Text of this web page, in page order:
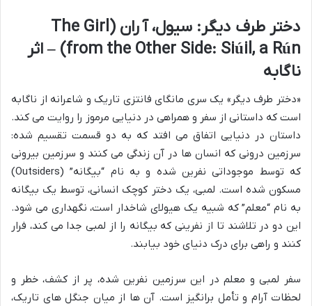
دختر طرف دیگر: سیول، آ ران (The Girl
from the Other Side: Siúil, a Rún) – اثر
ناگابه
«دختر طرف دیگر» یک سری مانگای فانتزی تاریک و شاعرانه از ناگابه
است که داستانی از سفر و همراهی در دنیایی مرموز را روایت می کند.
داستان در دنیایی اتفاق می افتد که به دو قسمت تقسیم شده:
سرزمین درونی که انسان ها در آن زندگی می کنند و سرزمین بیرونی
که توسط موجوداتی نفرین شده و به نام “بیگانه” (Outsiders)
مسکون شده است. لمبی، یک دختر کوچک انسانی، توسط یک بیگانه
به نام “معلم” که شبیه یک هیولای شاخدار است، نگهداری می شود.
این دو در تلاشند تا از نفرینی که بیگانه را از لمبی جدا می کند، فرار
کنند و راهی برای درک دنیای خود بیابند.
سفر لمبی و معلم در این سرزمین نفرین شده، پر از کشف، خطر و
لحظات آرام و تأمل برانگیز است. آن ها از میان جنگل های تاریک،